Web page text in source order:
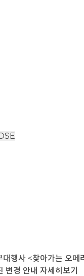
행사 <찾아가는 오
변경 안내 자세히보기